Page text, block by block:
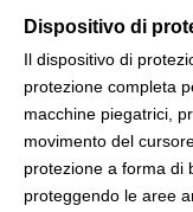
Dispositivo di
Il dispositivo di
protezione completa
macchine piegatrici,
movimento del
protezione a forma di
proteggendo le aree